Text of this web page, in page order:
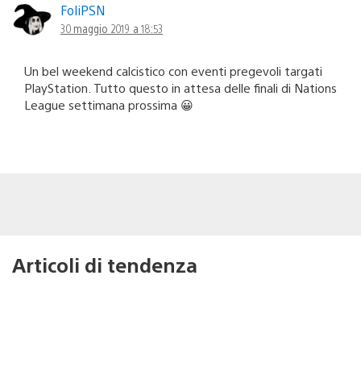
FoliPSN
30 maggio 2019 a 18:53
Un bel weekend calcistico con eventi pregevoli targati
PlayStation. Tutto questo in attesa delle finali di Nations
League settimana prossima 😀
Articoli di tendenza